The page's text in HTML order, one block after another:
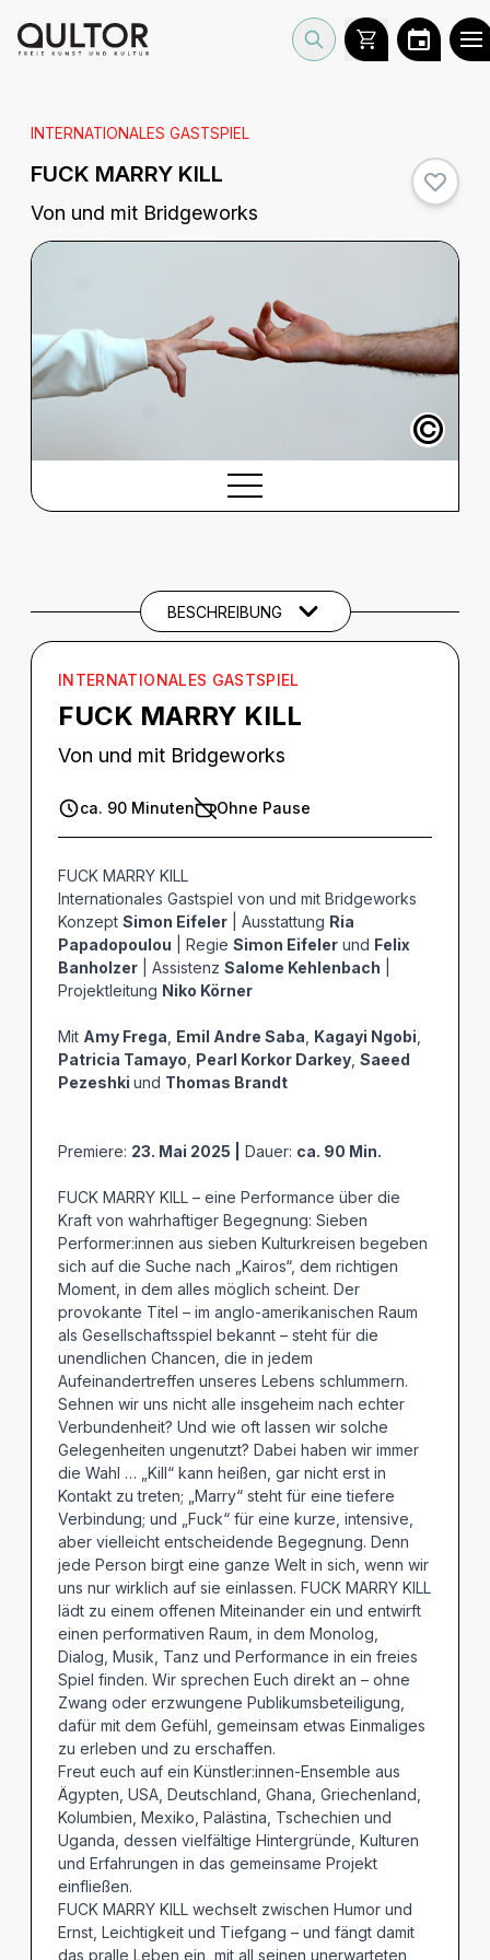
INTERNATIONALES GASTSPIEL
FUCK MARRY KILL
Von und mit Bridgeworks
©
THEMEN UND SCHLAGWÖRTER
BESCHREIBUNG
INTERNATIONALES GASTSPIEL
FUCK MARRY KILL
Von und mit Bridgeworks
ca. 90 Minuten Ohne Pause
FUCK MARRY KILL
Internationales Gastspiel von und mit Bridgeworks
Konzept Simon Eifeler | Ausstattung Ria
Papadopoulou | Regie Simon Eifeler und Felix
Banholzer | Assistenz Salome Kehlenbach
Projektleitung Niko Körner
Mit Amy Frega Emil Andre Saba Kagayi Ngobi
Patricia Tamayo Pearl Korkor Darkey Saeed
Pezeshki und Thomas Brandt
Premiere: 23. Mai 2025 | Dauer: ca. 90 Min.
FUCK MARRY KILL – eine Performance über die
Kraft von wahrhaftiger Begegnung: Sieben
Performer:innen aus sieben Kulturkreisen begeben
sich auf die Suche nach „Kairos“, dem richtigen
Moment, in dem alles möglich scheint. Der
provokante Titel – im anglo-amerikanischen Raum
als Gesellschaftsspiel bekannt – steht für die
unendlichen Chancen, die in jedem
Aufeinandertreffen unseres Lebens schlummern.
Sehnen wir uns nicht alle insgeheim nach echter
Verbundenheit? Und wie oft lassen wir solche
Gelegenheiten ungenutzt? Dabei haben wir immer
die Wahl … „Kill“ kann heißen, gar nicht erst in
Kontakt zu treten; „Marry“ steht für eine tiefere
Verbindung; und „Fuck“ für eine kurze, intensive,
aber vielleicht entscheidende Begegnung. Denn
jede Person birgt eine ganze Welt in sich, wenn wir
uns nur wirklich auf sie einlassen. FUCK MARRY KILL
lädt zu einem offenen Miteinander ein und entwirft
einen performativen Raum, in dem Monolog,
Dialog, Musik, Tanz und Performance in ein freies
Spiel finden. Wir sprechen Euch direkt an – ohne
Zwang oder erzwungene Publikumsbeteiligung,
dafür mit dem Gefühl, gemeinsam etwas Einmaliges
zu erleben und zu erschaffen.
Freut euch auf ein Künstler:innen-Ensemble aus
Ägypten, USA, Deutschland, Ghana, Griechenland,
Kolumbien, Mexiko, Palästina, Tschechien und
Uganda, dessen vielfältige Hintergründe, Kulturen
und Erfahrungen in das gemeinsame Projekt
einfließen.
FUCK MARRY KILL wechselt zwischen Humor und
Ernst, Leichtigkeit und Tiefgang – und fängt damit
das pralle Leben ein, mit all seinen unerwarteten